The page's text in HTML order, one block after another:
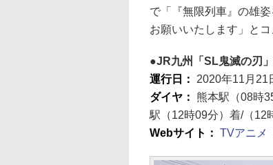
で「『無限列車』の雄
お願いいたします」とコ
JR九州「SL鬼滅の刃
運行日： 2020年11月21
ダイヤ： 熊本駅（08時
駅（12時09分）着/（12
Webサイト： TVアニメ